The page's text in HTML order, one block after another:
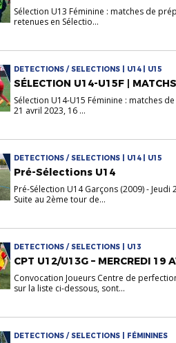
Sélection U13 Féminine : matches de
retenues en Sélectio...
DETECTIONS / SELECTIONS | U14 | U15
SÉLECTION U14-U15F |
Sélection U14-U15 Féminine : matches
21 avril 2023, 16 ...
DETECTIONS / SELECTIONS | U14 | U15
Pré-Sélections U14
Pré-Sélection U14 Garçons (2009) -
Suite au 2ème tour de...
DETECTIONS / SELECTIONS | U13
CPT U12/U13G – MERCREDI 19
Convocation Joueurs Centre de
sur la liste ci-dessous, sont...
DETECTIONS / SELECTIONS | FÉMININES